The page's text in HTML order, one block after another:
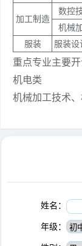
加工制造
数控
机械
服装
服装设
重点专业主要
机电类
机械加工技术
姓名：
年级：